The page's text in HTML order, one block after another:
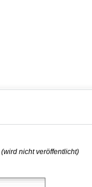
(wird nicht veröffentlicht)